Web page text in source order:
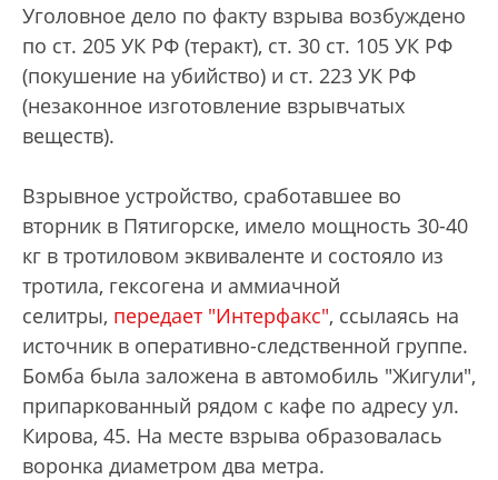
Уголовное дело по факту взрыва возбуждено
по ст. 205 УК РФ (теракт), ст. 30 ст. 105 УК РФ
(покушение на убийство) и ст. 223 УК РФ
(незаконное изготовление взрывчатых
веществ).
Взрывное устройство, сработавшее во
вторник в Пятигорске, имело мощность 30-40
кг в тротиловом эквиваленте и состояло из
тротила, гексогена и аммиачной
селитры, передает "Интерфакс", ссылаясь на
источник в оперативно-следственной группе.
Бомба была заложена в автомобиль "Жигули",
припаркованный рядом с кафе по адресу ул.
Кирова, 45. На месте взрыва образовалась
воронка диаметром два метра.